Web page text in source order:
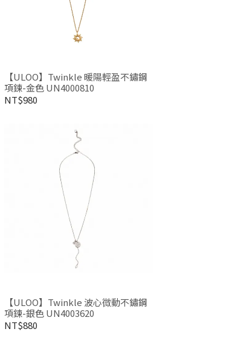
【ULOO】Twinkle 暖陽輕盈不鏽鋼
項鍊-金色 UN4000810
NT$980
【ULOO】Twinkle 波心微動不鏽鋼
項鍊-銀色 UN4003620
NT$880